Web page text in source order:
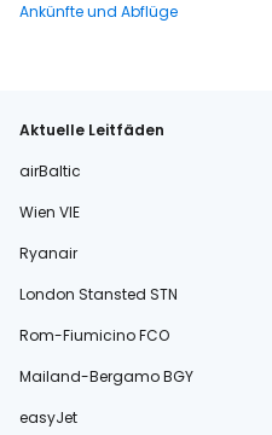
Ankünfte und Abflüge
Aktuelle Leitfäden
airBaltic
Wien VIE
Ryanair
London Stansted STN
Rom-Fiumicino FCO
Mailand-Bergamo BGY
easyJet